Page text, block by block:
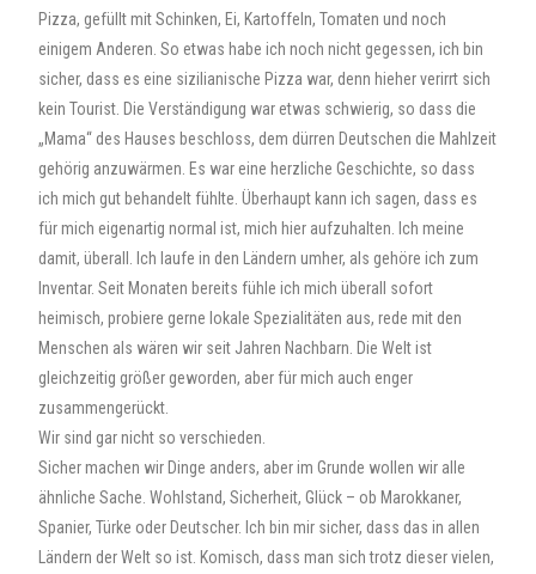
Pizza, gefüllt mit Schinken, Ei, Kartoffeln, Tomaten und noch
einigem Anderen. So etwas habe ich noch nicht gegessen, ich bin
sicher, dass es eine sizilianische Pizza war, denn hieher verirrt sich
kein Tourist. Die Verständigung war etwas schwierig, so dass die
„Mama“ des Hauses beschloss, dem dürren Deutschen die Mahlzeit
gehörig anzuwärmen. Es war eine herzliche Geschichte, so dass
ich mich gut behandelt fühlte. Überhaupt kann ich sagen, dass es
für mich eigenartig normal ist, mich hier aufzuhalten. Ich meine
damit, überall. Ich laufe in den Ländern umher, als gehöre ich zum
Inventar. Seit Monaten bereits fühle ich mich überall sofort
heimisch, probiere gerne lokale Spezialitäten aus, rede mit den
Menschen als wären wir seit Jahren Nachbarn. Die Welt ist
gleichzeitig größer geworden, aber für mich auch enger
zusammengerückt.
Wir sind gar nicht so verschieden.
Sicher machen wir Dinge anders, aber im Grunde wollen wir alle
ähnliche Sache. Wohlstand, Sicherheit, Glück – ob Marokkaner,
Spanier, Türke oder Deutscher. Ich bin mir sicher, dass das in allen
Ländern der Welt so ist. Komisch, dass man sich trotz dieser vielen,